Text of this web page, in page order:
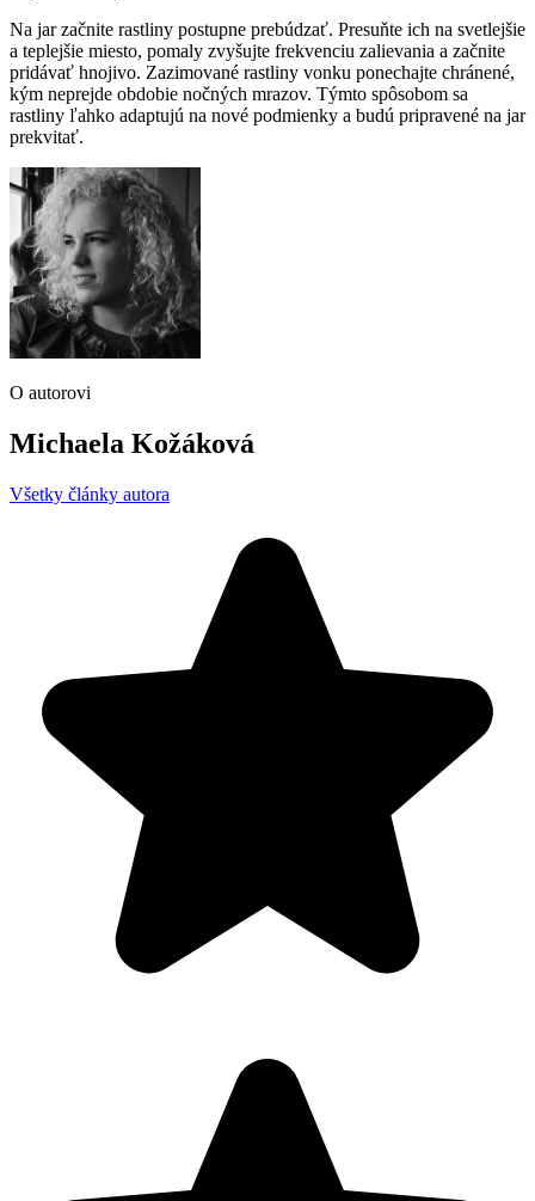
Na jar začnite rastliny postupne prebúdzať. Presuňte ich na svetlejšie
a teplejšie miesto, pomaly zvyšujte frekvenciu zalievania a začnite
pridávať hnojivo. Zazimované rastliny vonku ponechajte chránené,
kým neprejde obdobie nočných mrazov. Týmto spôsobom sa
rastliny ľahko adaptujú na nové podmienky a budú pripravené na jar
prekvitať.
O autorovi
Michaela Kožáková
Všetky články autora